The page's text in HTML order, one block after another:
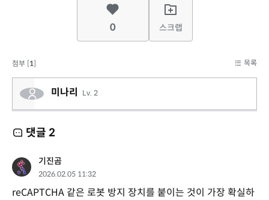
0 스크랩
첨부 [1] 목록
미나리 Lv. 2
댓글 2
기진곰
2026.02.05 11:32
reCAPTCHA 같은 로봇 방지 장치를 붙이는 것이 가장 확실하